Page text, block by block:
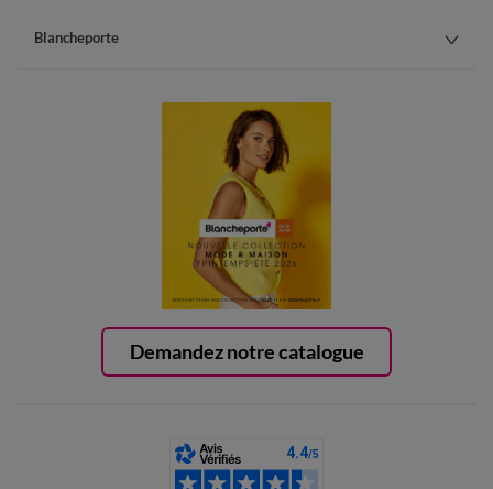
Demandez notre catalogue
Blancheporte